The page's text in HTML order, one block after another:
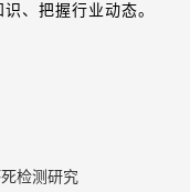
、把握行业动态。
检测研究